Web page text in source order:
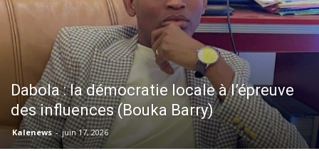
Dabola : la démocratie locale à l’épreuve
des influences (Bouka Barry)
Kalenews - juin 17, 2026